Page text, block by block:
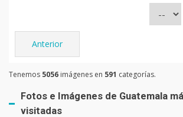
Anterior
Tenemos 5056 imágenes en 591 categorías.
Fotos e Imágenes de Guatemala
visitadas